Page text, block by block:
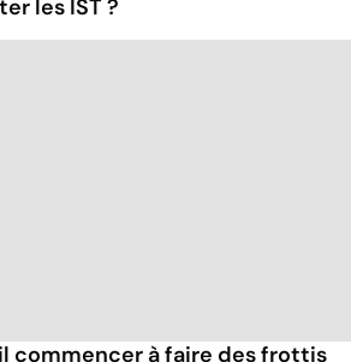
les IST ?
commencer à faire des frottis